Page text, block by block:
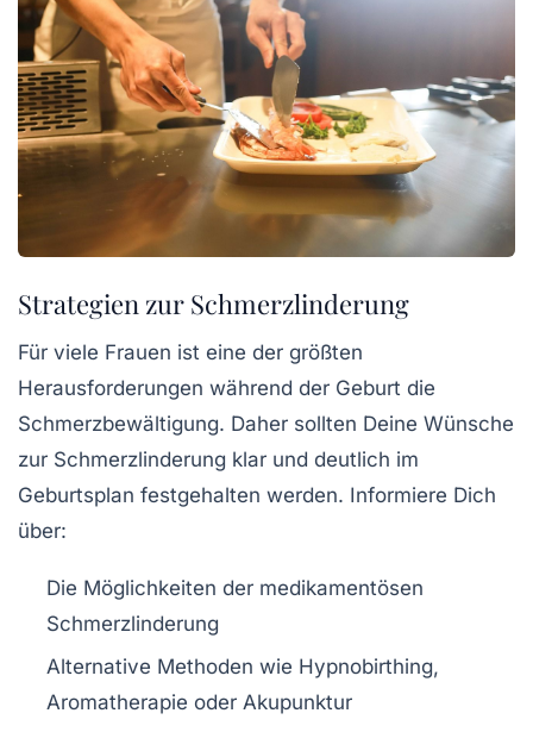
Strategien zur Schmerzlinderung
Für viele Frauen ist eine der größten
Herausforderungen während der Geburt die
Schmerzbewältigung. Daher sollten Deine Wünsche
zur Schmerzlinderung klar und deutlich im
Geburtsplan festgehalten werden. Informiere Dich
über:
Die Möglichkeiten der medikamentösen
Schmerzlinderung
Alternative Methoden wie Hypnobirthing,
Aromatherapie oder Akupunktur